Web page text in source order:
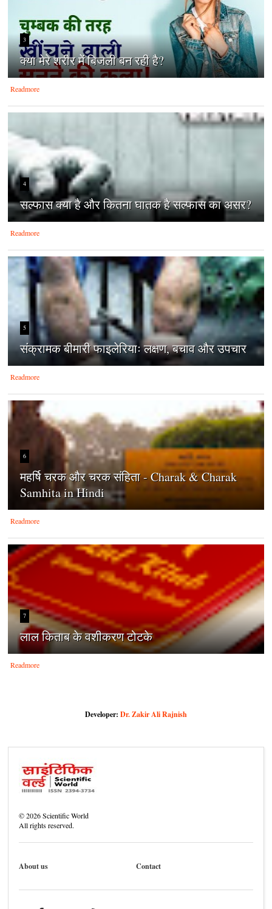
3
क्‍या मेरे शरीर में बिजली बन रही है?
Readmore
4
सल्फास क्या है और कितना घातक है सल्फास का असर?
Readmore
5
संक्रामक बीमारी फाइलेरियाः लक्षण, बचाव और उपचार
Readmore
6
महर्षि चरक और चरक संहिता - Charak & Charak
Samhita in Hindi
Readmore
7
लाल किताब के वशीकरण टोटके
Readmore
Developer: Dr. Zakir Ali Rajnish
©2026Scientific World
All rights reserved.
About us Contact